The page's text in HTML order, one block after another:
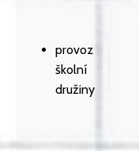
provoz
školní
družiny